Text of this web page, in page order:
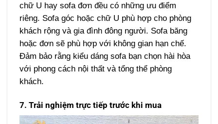
chữ U hay sofa đơn đều có những ưu điểm
riêng. Sofa góc hoặc chữ U phù hợp cho phòng
khách rộng và gia đình đông người. Sofa băng
hoặc đơn sẽ phù hợp với không gian hạn chế.
Đảm bảo rằng kiểu dáng sofa bạn chọn hài hòa
với phong cách nội thất và tổng thể phòng
khách.
7. Trải nghiệm trực tiếp trước khi mua